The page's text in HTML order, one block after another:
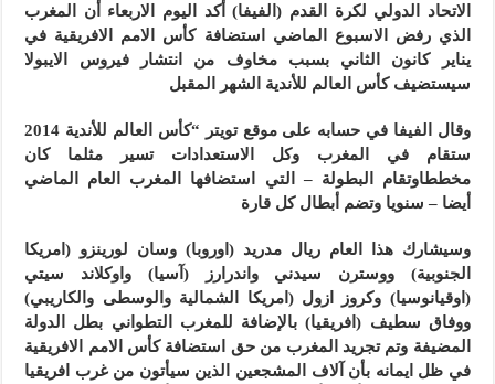
الاتحاد الدولي لكرة القدم (الفيفا) أكد اليوم الاربعاء أن المغرب
الذي رفض الاسبوع الماضي استضافة كأس الامم الافريقية في
يناير كانون الثاني بسبب مخاوف من انتشار فيروس الايبولا
سيستضيف كأس العالم للأندية الشهر المقبل
وقال الفيفا في حسابه على موقع تويتر “كأس العالم للأندية 2014
ستقام في المغرب وكل الاستعدادات تسير مثلما كان
مخططاوتقام البطولة – التي استضافها المغرب العام الماضي
أيضا – سنويا وتضم أبطال كل قارة
وسيشارك هذا العام ريال مدريد (اوروبا) وسان لورينزو (امريكا
الجنوبية) ووسترن سيدني واندرارز (آسيا) واوكلاند سيتي
(اوقيانوسيا) وكروز ازول (امريكا الشمالية والوسطى والكاريبي)
ووفاق سطيف (افريقيا) بالإضافة للمغرب التطواني بطل الدولة
المضيفة وتم تجريد المغرب من حق استضافة كأس الامم الافريقية
في ظل ايمانه بأن آلاف المشجعين الذين سيأتون من غرب افريقيا